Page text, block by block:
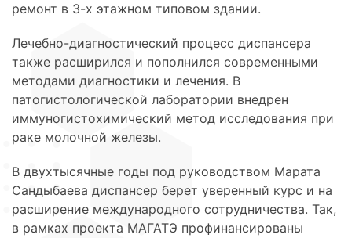
ремонт в 3-х этажном типовом здании.
Лечебно-диагностический процесс диспансера
также расширился и пополнился современными
методами диагностики и лечения. В
патогистологической лаборатории внедрен
иммуногистохимический метод исследования при
раке молочной железы.
В двухтысячные годы под руководством Марата
Сандыбаева диспансер берет уверенный курс и на
расширение международного сотрудничества. Так,
в рамках проекта МАГАТЭ профинансированы